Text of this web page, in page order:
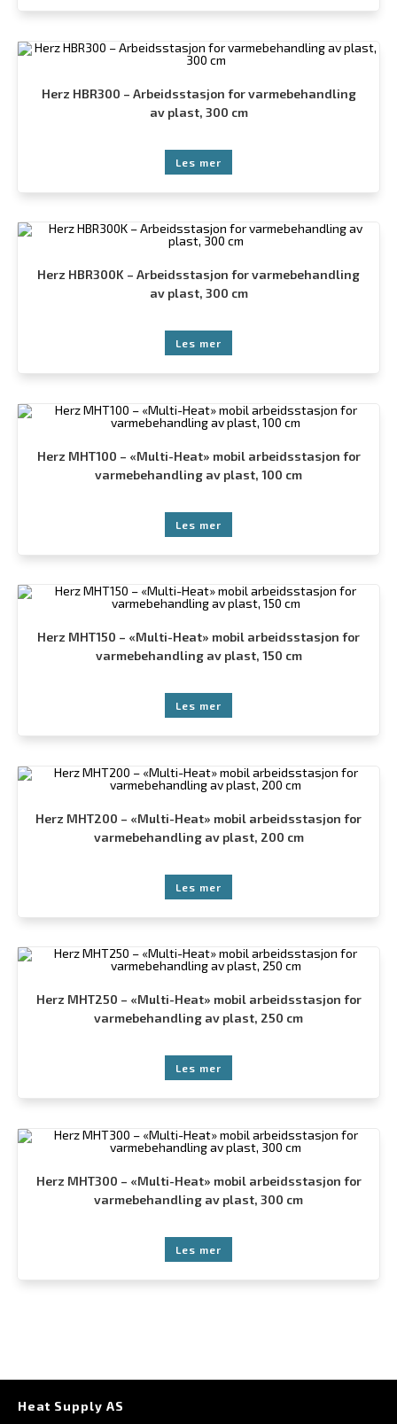
Herz HBR300 – Arbeidsstasjon for varmebehandling
av plast, 300 cm
Les mer
Herz HBR300K – Arbeidsstasjon for varmebehandling
av plast, 300 cm
Les mer
Herz MHT100 – «Multi-Heat» mobil arbeidsstasjon for
varmebehandling av plast, 100 cm
Les mer
Herz MHT150 – «Multi-Heat» mobil arbeidsstasjon for
varmebehandling av plast, 150 cm
Les mer
Herz MHT200 – «Multi-Heat» mobil arbeidsstasjon for
varmebehandling av plast, 200 cm
Les mer
Herz MHT250 – «Multi-Heat» mobil arbeidsstasjon for
varmebehandling av plast, 250 cm
Les mer
Herz MHT300 – «Multi-Heat» mobil arbeidsstasjon for
varmebehandling av plast, 300 cm
Les mer
Heat Supply AS